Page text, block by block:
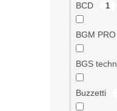
BCD 1
BGM PRO
BGS
Buzzetti